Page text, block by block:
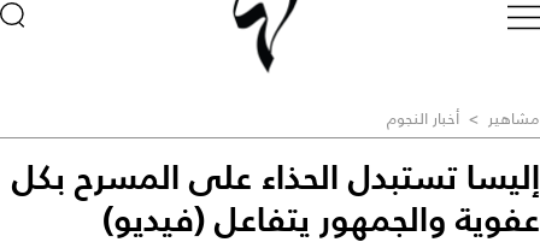
مشاهير > أخبار النجوم
إليسا تستبدل الحذاء على المسرح بكل
عفوية والجمهور يتفاعل (فيديو)